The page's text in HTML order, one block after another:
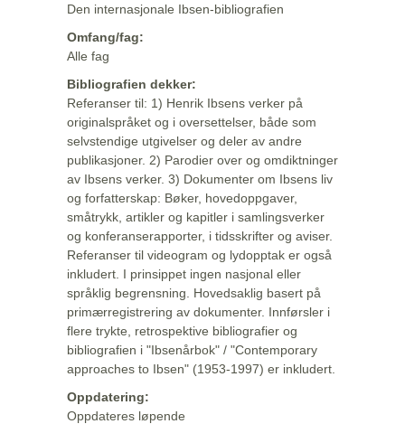
Den internasjonale Ibsen-bibliografien
Omfang/fag:
Alle fag
Bibliografien dekker:
Referanser til: 1) Henrik Ibsens verker på
originalspråket og i oversettelser, både som
selvstendige utgivelser og deler av andre
publikasjoner. 2) Parodier over og omdiktninger
av Ibsens verker. 3) Dokumenter om Ibsens liv
og forfatterskap: Bøker, hovedoppgaver,
småtrykk, artikler og kapitler i samlingsverker
og konferanserapporter, i tidsskrifter og aviser.
Referanser til videogram og lydopptak er også
inkludert. I prinsippet ingen nasjonal eller
språklig begrensning. Hovedsaklig basert på
primærregistrering av dokumenter. Innførsler i
flere trykte, retrospektive bibliografier og
bibliografien i "Ibsenårbok" / "Contemporary
approaches to Ibsen" (1953-1997) er inkludert.
Oppdatering:
Oppdateres løpende